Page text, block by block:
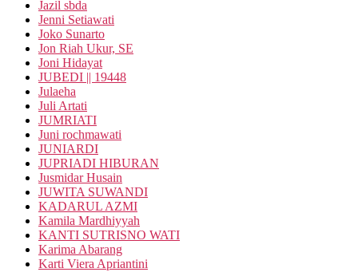
Jazil sbda
Jenni Setiawati
Joko Sunarto
Jon Riah Ukur, SE
Joni Hidayat
JUBEDI || 19448
Julaeha
Juli Artati
JUMRIATI
Juni rochmawati
JUNIARDI
JUPRIADI HIBURAN
Jusmidar Husain
JUWITA SUWANDI
KADARUL AZMI
Kamila Mardhiyyah
KANTI SUTRISNO WATI
Karima Abarang
Karti Viera Apriantini